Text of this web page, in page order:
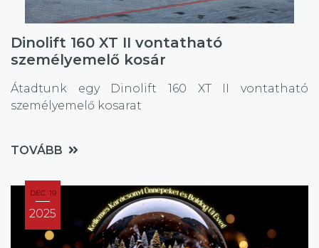
Dinolift 160 XT II vontatható
személyemelő kosár
Átadtunk egy Dinolift 160 XT II vontatható
személyemelő kosarat
TOVÁBB
DEC. 19
2025